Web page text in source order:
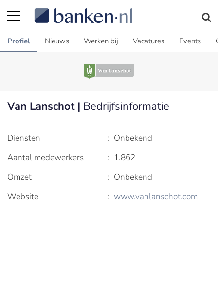
Profiel Nieuws Werken bij Vacatures Events
Van Lanschot | Bedrijfsinformatie
Diensten : Onbekend
Aantal medewerkers
: 1.862
Omzet
: Onbekend
Website
: www.vanlanschot.com